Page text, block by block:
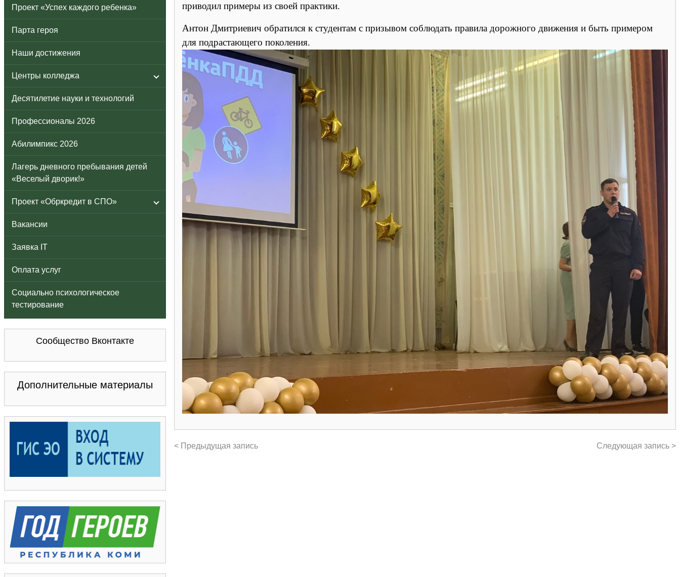
Проект «Успех каждого ребенка»
Парта героя
Наши достижения
Центры колледжа
Десятилетие науки и технологий
Профессионалы 2026
Абилимпикс 2026
Лагерь дневного пребывания детей
«Веселый дворик!»
Проект «Обркредит в СПО»
Вакансии
Заявка IT
Оплата услуг
Социально психологическое
тестирование
Сообщество Вконтакте
Дополнительные материалы
приводил примеры из своей практики.
Антон Дмитриевич обратился к студентам с призывом соблюдать правила дорожного движения и быть примером
для подрастающего поколения.
< Предыдущая запись Следующая запись >